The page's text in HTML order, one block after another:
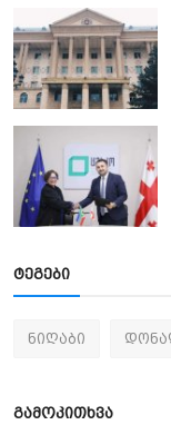
ტეგები
ნიღაბი
გამოკითხვა